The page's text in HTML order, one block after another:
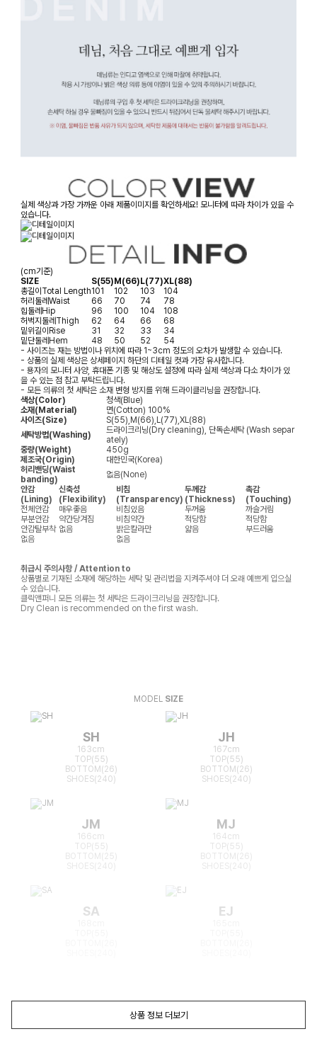
실제 색상과 가장 가까운 아래 제품이미지를 확인하세요! 모니터에 따라 차이가 있을 수
있습니다.
(cm기준)
SIZE
S(55) M(66) L(77)XL(88)
총길이 Total Length101 102 103
104
허리둘레 Waist 66 70 74
78
힙둘레 Hip 96 100 104
108
허벅지둘레 Thigh 62 64 66
68
밑위길이 Rise 31 32 33
34
밑단둘레 Hem 48 50 52
54
- 사이즈는 재는 방법이나 위치에 따라 1~3cm 정도의 오차가 발생할 수 있습니다.
- 상품의 실제 색상은 상세페이지 하단의 디테일 컷과 가장 유사합니다.
- 용자의 모니터 사양, 휴대폰 기종 및 해상도 설정에 따라 실제 색상과 다소 차이가 있
을 수 있는 점 참고 부탁드립니다.
- 모든 의류의 첫 세탁은 소재 변형 방지를 위해 드라이클리닝을 권장합니다.
색상(Color)
청색(Blue)
소재(Material)
면(Cotton) 100%
사이즈(Size)
S(55),M(66),L(77),XL(88)
세탁방법(Washing)
드라이크리닝(Dry cleaning), 단독손세탁 (Wash separ
ately)
중량(Weight)
450g
제조국(Origin)
대한민국(Korea)
허리밴딩(Waist
banding)
없음(None)
안감
(Lining)
신축성
(Flexibility)
비침
(Transparency)
두께감
(Thickness)
촉감
(Touching)
전체안감
매우좋음 비침있음 두꺼움
까슬거림
부분안감
약간당겨짐 비침약간 적당함
적당함
안감탈부착 없음 밝은칼라만 얇음
부드러움
없음
없음
취급시 주의사항 / Attention to
상품별로 기재된 소재에 해당하는 세탁 및 관리법을 지켜주셔야 더 오래 예쁘게 입으실
수 있습니다.
클릭앤퍼니 모든 의류는 첫 세탁은 드라이크리닝을 권장합니다.
Dry Clean is recommended on the first wash.
MODEL SIZE
SH
163cm
TOP(55)
BOTTOM(26)
SHOES(240)
JH
167cm
TOP(55)
BOTTOM(26)
SHOES(240)
JM
166cm
TOP(55)
BOTTOM(25)
MJ
164cm
TOP(55)
BOTTOM(26)
SA EJ
상품 정보 더보기